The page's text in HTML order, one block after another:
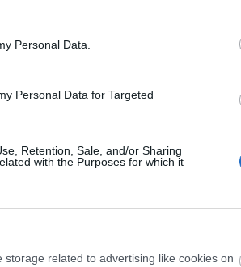
Personal Data.
Personal Data for Targeted
Retention, Sale, and/or Sharing
with the Purposes for which it
related to advertising like cookies on
21:01